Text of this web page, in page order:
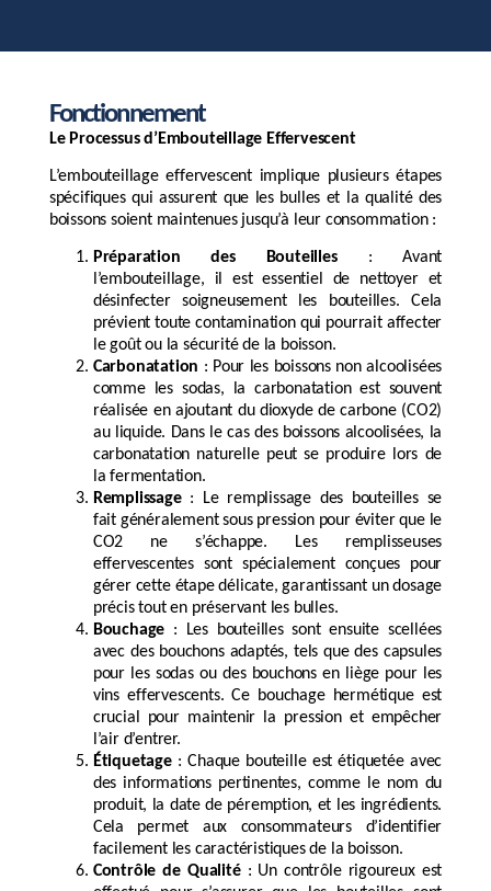
Fonctionnement
Le Processus d’Embouteillage Effervescent
L’embouteillage effervescent implique plusieurs étapes
spécifiques qui assurent que les bulles et la qualité des
boissons soient maintenues jusqu’à leur consommation :
Préparation des Bouteilles: Avant
l’embouteillage, il est essentiel de nettoyer et
désinfecter soigneusement les bouteilles. Cela
prévient toute contamination qui pourrait affecter
le goût ou la sécurité de la boisson.
Carbonatation : Pour les boissons non alcoolisées
comme les sodas, la carbonatation est souvent
réalisée en ajoutant du dioxyde de carbone (CO2)
au liquide. Dans le cas des boissons alcoolisées, la
carbonatation naturelle peut se produire lors de
la fermentation.
Remplissage: Le remplissage des bouteilles se
fait généralement sous pression pour éviter que le
CO2 ne s’échappe. Les remplisseuses
effervescentes sont spécialement conçues pour
gérer cette étape délicate, garantissant un dosage
précis tout en préservant les bulles.
Bouchage : Les bouteilles sont ensuite scellées
avec des bouchons adaptés, tels que des capsules
pour les sodas ou des bouchons en liège pour les
vins effervescents. Ce bouchage hermétique est
crucial pour maintenir la pression et empêcher
l’air d’entrer.
Étiquetage: Chaque bouteille est étiquetée avec
des informations pertinentes, comme le nom du
produit, la date de péremption, et les ingrédients.
Cela permet aux consommateurs d’identifier
facilement les caractéristiques de la boisson.
Contrôle de Qualité: Un contrôle rigoureux est